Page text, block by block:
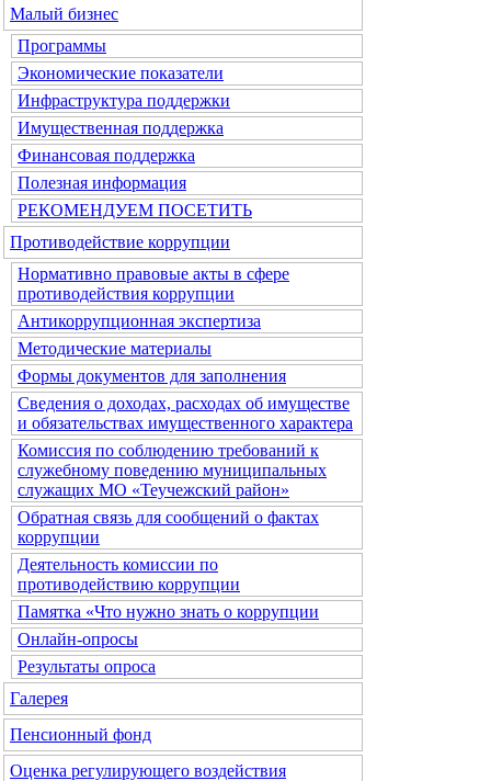
Малый бизнес
Программы
Экономические показатели
Инфраструктура поддержки
Имущественная поддержка
Финансовая поддержка
Полезная информация
РЕКОМЕНДУЕМ ПОСЕТИТЬ
Противодействие коррупции
Нормативно правовые акты в сфере
противодействия коррупции
Антикоррупционная экспертиза
Методические материалы
Формы документов для заполнения
Сведения о доходах, расходах об имуществе
и обязательствах имущественного характера
Комиссия по соблюдению требований к
служебному поведению муниципальных
служащих МО «Теучежский район»
Обратная связь для сообщений о фактах
коррупции
Деятельность комиссии по
противодействию коррупции
Памятка «Что нужно знать о коррупции
Онлайн-опросы
Результаты опроса
Галерея
Пенсионный фонд
Оценка регулирующего воздействия